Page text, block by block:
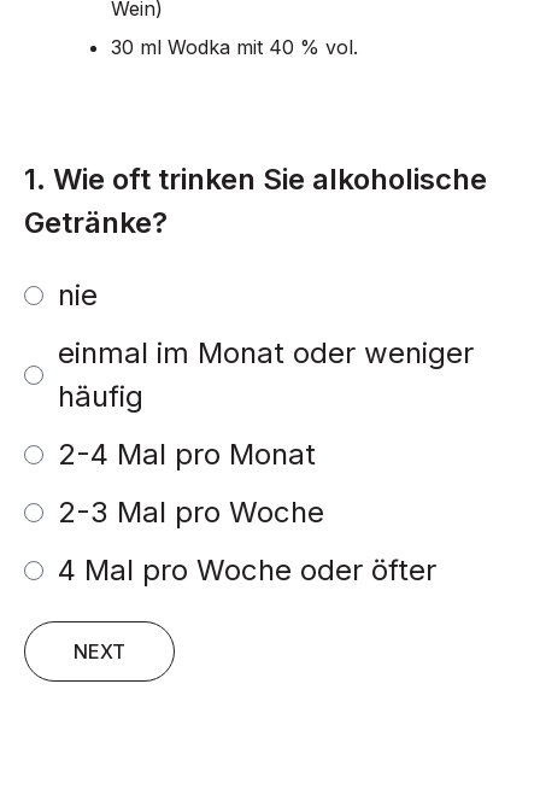
Wein)
30 ml Wodka mit 40 % vol.
1. Wie oft trinken Sie alkoholische
Getränke?
nie
einmal im Monat oder weniger
häufig
2-4 Mal pro Monat
2-3 Mal pro Woche
4 Mal pro Woche oder öfter
NEXT